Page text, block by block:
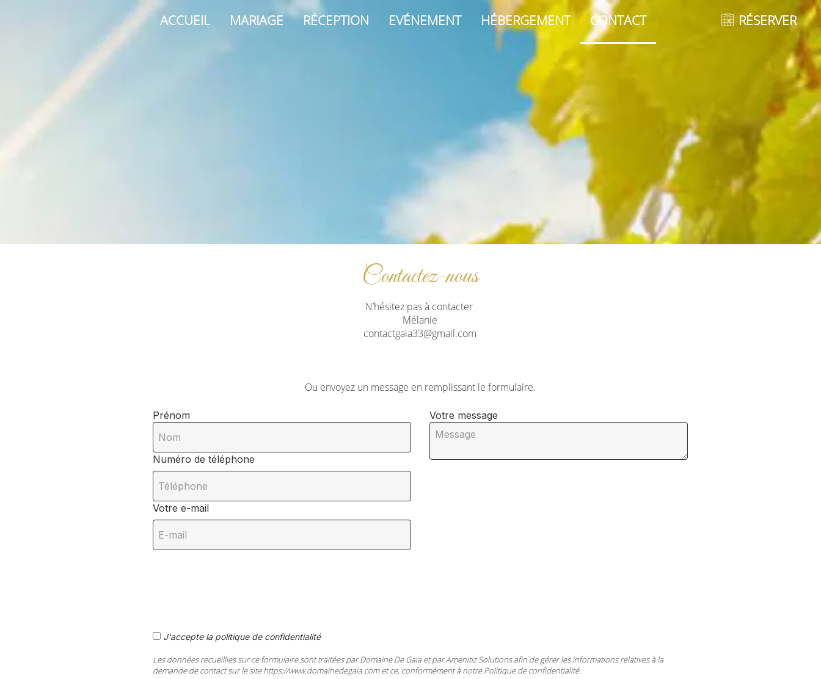
ACCUEIL MARIAGE RÉCEPTION EVÉNEMENT HÉBERGEMENT CONTACT RÉSERVER
Contactez-nous
N’hésitez pas à contacter
Mélanie
contactgaia33@gmail.com
Ou envoyez un message en remplissant le formulaire.
Prénom
Numéro de téléphone
Votre e-mail
Votre message
J'accepte la politique de confidentialité
Les données recueillies sur ce formulaire sont traitées par Domaine De Gaïa et par Amenitiz Solutions afin de gérer les informations relatives à la
demande de contact sur le site https://www.domainedegaia.com et ce, conformément à notre Politique de confidentialité.